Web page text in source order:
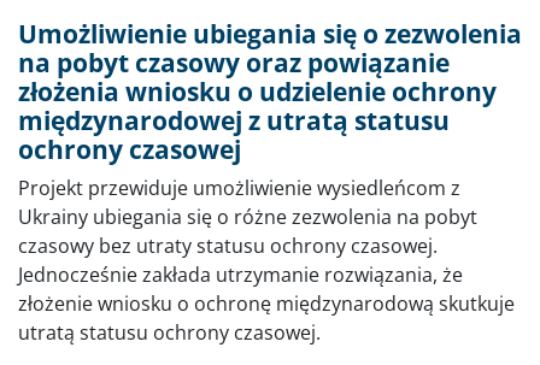
Umożliwienie ubiegania się o zezwolenia
na pobyt czasowy oraz powiązanie
złożenia wniosku o udzielenie ochrony
międzynarodowej z utratą statusu
ochrony czasowej
Projekt przewiduje umożliwienie wysiedleńcom z
Ukrainy ubiegania się o różne zezwolenia na pobyt
czasowy bez utraty statusu ochrony czasowej.
Jednocześnie zakłada utrzymanie rozwiązania, że
złożenie wniosku o ochronę międzynarodową skutkuje
utratą statusu ochrony czasowej.